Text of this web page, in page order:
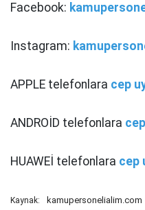
Facebook:
Instagram:
APPLE telefonlara cep
ANDROİD telefonlara
HUAWEİ telefonlara cep
Kaynak: kamupersonelialim.com